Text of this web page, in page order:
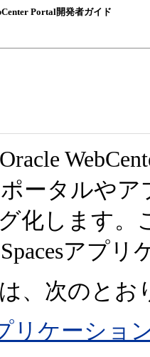
Portal開発者ガイド
ータルや
化します。
アプ
、次のとお
リケーショ